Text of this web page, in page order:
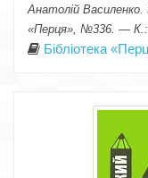
Анатолій
«Перця», №336. — К.:
Бібліотека